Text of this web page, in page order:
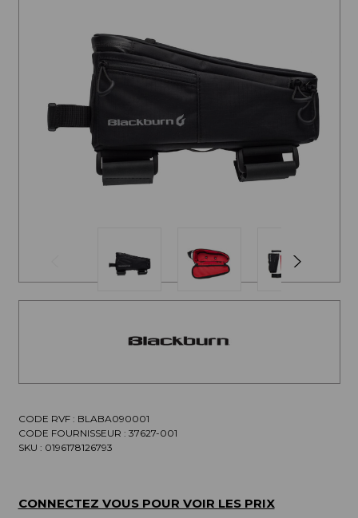
CODE RVF : BLABA090001
CODE FOURNISSEUR : 37627-001
SKU : 0196178126793
CONNECTEZ VOUS POUR VOIR LES PRIX